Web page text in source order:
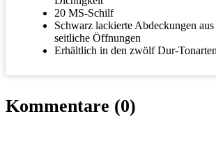
20 MS-Schilf
Schwarz lackierte Abdeckungen
seitliche Öffnungen
Erhältlich in den zwölf Dur-Tonarten
Kommentare (0)